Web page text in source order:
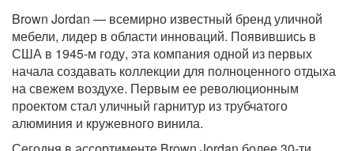
Brown Jordan — всемирно известный бренд уличной
мебели, лидер в области инноваций. Появившись в
США в 1945-м году, эта компания одной из первых
начала создавать коллекции для полноценного отдыха
на свежем воздухе. Первым ее революционным
проектом стал уличный гарнитур из трубчатого
алюминия и кружевного винила.